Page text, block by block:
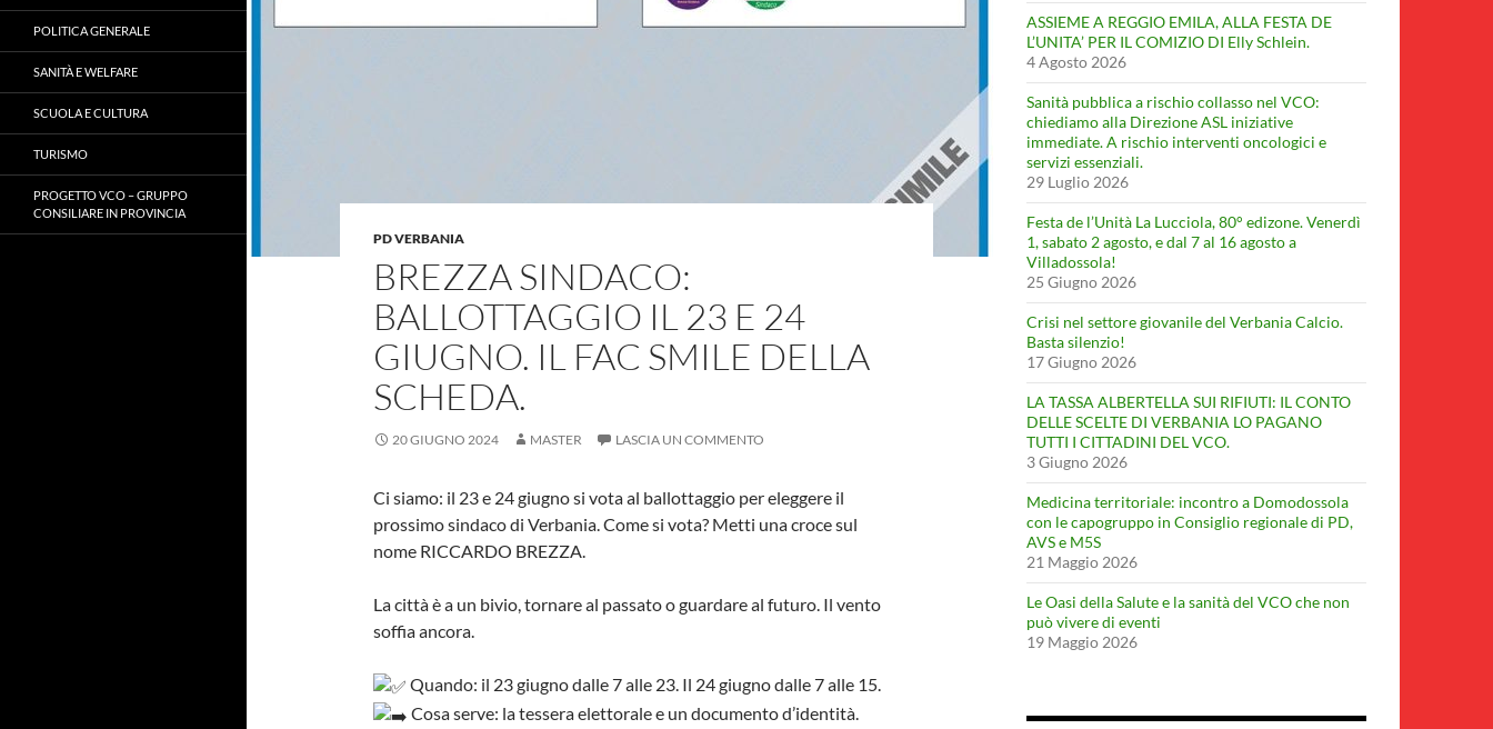
PD VERBANIA
BREZZA SINDACO:
BALLOTTAGGIO IL 23 E 24
GIUGNO. IL FAC SMILE DELLA
SCHEDA.
20 GIUGNO 2024 MASTER LASCIA UN COMMENTO
Ci siamo: il 23 e 24 giugno si vota al ballottaggio per eleggere il
prossimo sindaco di Verbania. Come si vota? Metti una croce sul
nome RICCARDO BREZZA.
La città è a un bivio, tornare al passato o guardare al futuro. Il vento
soffia ancora.
Quando: il 23 giugno dalle 7 alle 23. Il 24 giugno dalle 7 alle 15.
Cosa serve: la tessera elettorale e un documento d’identità.
ASSIEME A REGGIO EMILA, ALLA FESTA DE
L’UNITA’ PER IL COMIZIO DI Elly Schlein.
4 Agosto 2026
Sanità pubblica a rischio collasso nel VCO:
chiediamo alla Direzione ASL iniziative
immediate. A rischio interventi oncologici e
servizi essenziali.
29 Luglio 2026
Festa de l’Unità La Lucciola, 80° edizone. Venerdì
1, sabato 2 agosto, e dal 7 al 16 agosto a
Villadossola!
25 Giugno 2026
Crisi nel settore giovanile del Verbania Calcio.
Basta silenzio!
17 Giugno 2026
LA TASSA ALBERTELLA SUI RIFIUTI: IL CONTO
DELLE SCELTE DI VERBANIA LO PAGANO
TUTTI I CITTADINI DEL VCO.
3 Giugno 2026
Medicina territoriale: incontro a Domodossola
con le capogruppo in Consiglio regionale di PD,
AVS e M5S
21 Maggio 2026
Le Oasi della Salute e la sanità del VCO che non
può vivere di eventi
19 Maggio 2026
POLITICA GENERALE
SANITÀ E WELFARE
SCUOLA E CULTURA
TURISMO
PROGETTO VCO – GRUPPO
CONSILIARE IN PROVINCIA